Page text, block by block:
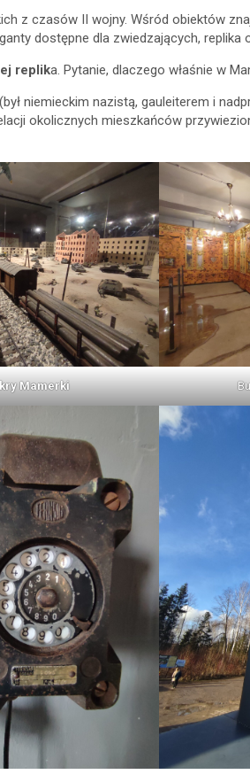
z czasów II wojny. Wśród obiektów
dostępne dla zwiedzających,
replika. Pytanie, dlaczego właśnie w
(był niemieckim nazistą, gauleiterem i
okolicznych mieszkańców
Mamerki